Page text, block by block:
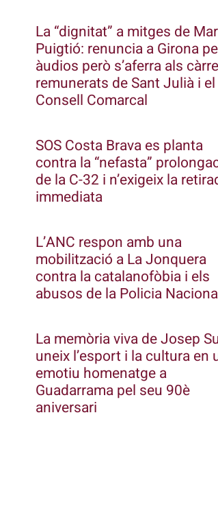
La “dignitat” a mitges de
Puigtió: renuncia a Girona
àudios però s’aferra als
remunerats de Sant Julià i el
Consell Comarcal
SOS Costa Brava es planta
contra la “nefasta”
de la C-32 i n’exigeix la
immediata
L’ANC respon amb una
mobilització a La Jonquera
contra la catalanofòbia i els
abusos de la Policia
La memòria viva de Josep
uneix l’esport i la cultura en
emotiu homenatge a
Guadarrama pel seu 90è
aniversari